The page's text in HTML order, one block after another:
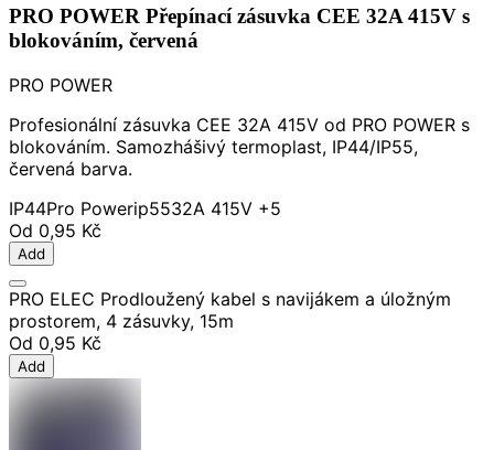
PRO POWER Přepínací zásuvka CEE 32A 415V s
blokováním, červená
PRO POWER
Profesionální zásuvka CEE 32A 415V od PRO POWER s
blokováním. Samozhášivý termoplast, IP44/IP55,
červená barva.
IP44Pro Powerip5532A 415V +5
Od 0,95 Kč
Add
PRO ELEC Prodloužený kabel s navijákem a úložným
prostorem, 4 zásuvky, 15m
Od 0,95 Kč
Add